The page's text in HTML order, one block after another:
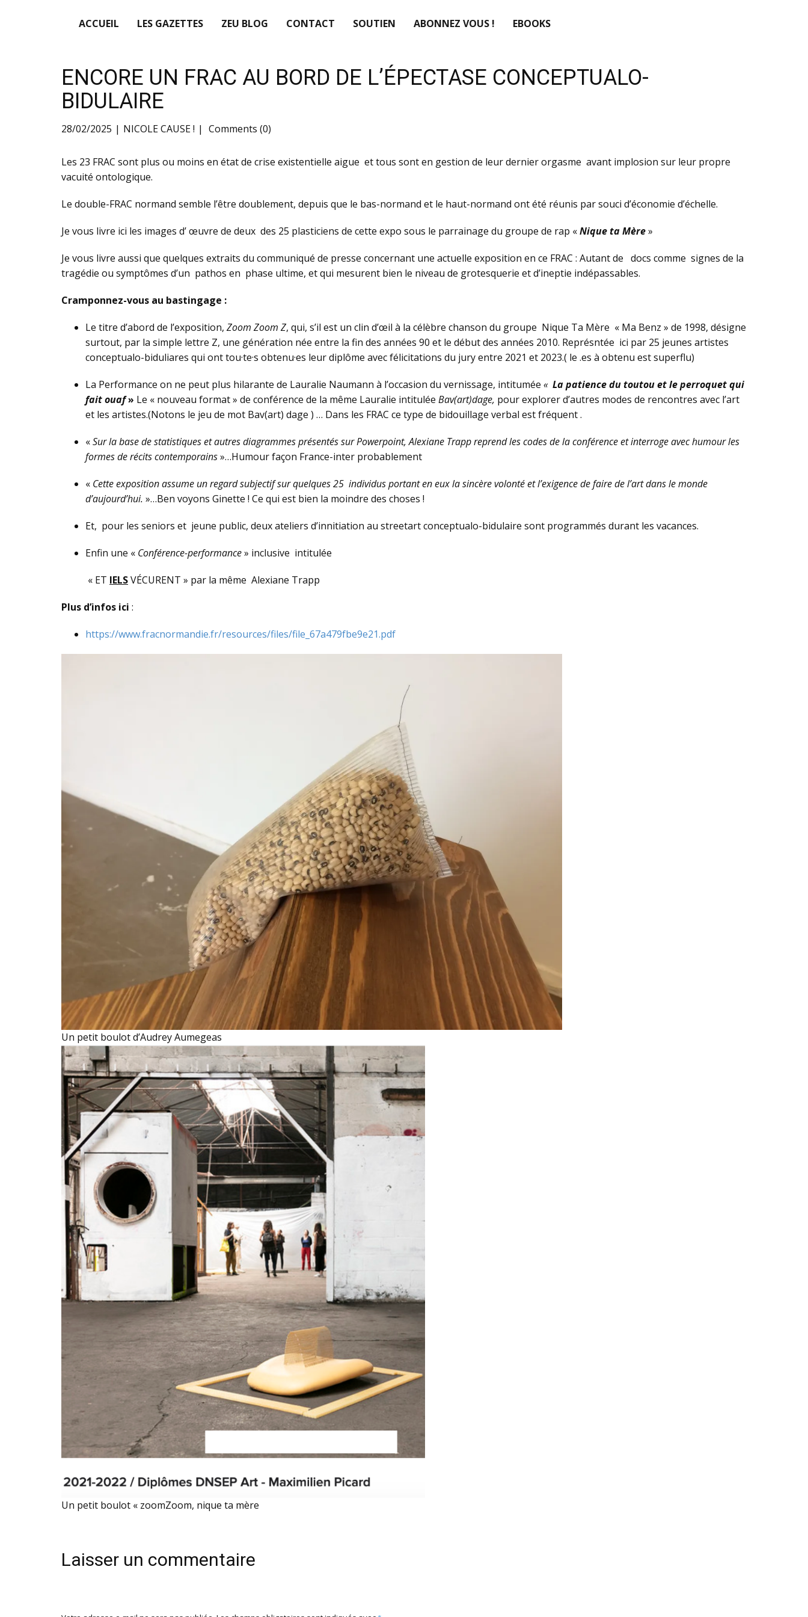
ACCUEIL LES GAZETTES ZEU BLOG CONTACT SOUTIEN ABONNEZ VOUS ! EBOOKS
ENCORE UN FRAC AU BORD DE L’ÉPECTASE CONCEPTUALO-
BIDULAIRE
28/02/2025 NICOLE CAUSE ! Comments (0)
Les 23 FRAC sont plus ou moins en état de crise existentielle aigue et tous sont en gestion de leur dernier orgasme avant implosion sur leur propre
vacuité ontologique.
Le double-FRAC normand semble l’être doublement, depuis que le bas-normand et le haut-normand ont été réunis par souci d’économie d’échelle.
Je vous livre ici les images d’ œuvre de deux des 25 plasticiens de cette expo sous le parrainage du groupe de rap «Nique ta Mère»
Je vous livre aussi que quelques extraits du communiqué de presse concernant une actuelle exposition en ce FRAC : Autant de docs comme signes de la
tragédie ou symptômes d’un pathos en phase ultime, et qui mesurent bien le niveau de grotesquerie et d’ineptie indépassables.
Cramponnez-vous au bastingage :
Le titre d’abord de l’exposition, Zoom Zoom Z, qui, s’il est un clin d’œil à la célèbre chanson du groupe Nique Ta Mère « Ma Benz » de 1998, désigne
surtout, par la simple lettre Z, une génération née entre la fin des années 90 et le début des années 2010. Représntée ici par 25 jeunes artistes
conceptualo-biduliares qui ont tou·te·s obtenu·es leur diplôme avec félicitations du jury entre 2021 et 2023.( le .es à obtenu est superflu)
La Performance on ne peut plus hilarante de Lauralie Naumann à l’occasion du vernissage, intitumée « La patience du toutou et le perroquet qui
fait ouaf» Le « nouveau format » de conférence de la même Lauralie intitulée Bav(art)dage, pour explorer d’autres modes de rencontres avec l’art
et les artistes.(Notons le jeu de mot Bav(art) dage ) … Dans les FRAC ce type de bidouillage verbal est fréquent .
«Sur la base de statistiques et autres diagrammes présentés sur Powerpoint, Alexiane Trapp reprend les codes de la conférence et interroge avec humour les
formes de récits contemporains»…Humour façon France-inter probablement
« Cette exposition assume un regard subjectif sur quelques 25 individus portant en eux la sincère volonté et l’exigence de faire de l’art dans le monde
d’aujourd’hui. »…Ben voyons Ginette ! Ce qui est bien la moindre des choses !
Et, pour les seniors et jeune public, deux ateliers d’innitiation au streetart conceptualo-bidulaire sont programmés durant les vacances.
Enfin une « Conférence-performance» inclusive intitulée
« ET IELSVÉCURENT » par la même Alexiane Trapp
Plus d’infos ici :
https://www.fracnormandie.fr/resources/files/file_67a479fbe9e21.pdf
Un petit boulot d’Audrey Aumegeas
Un petit boulot « zoomZoom, nique ta mère
Laisser un commentaire